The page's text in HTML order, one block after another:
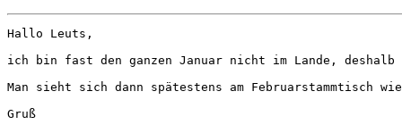
Hallo Leuts,
ich bin fast den ganzen Januar nicht im Lande,
Man sieht sich dann spätestens am Februarstammtisch
Gruß